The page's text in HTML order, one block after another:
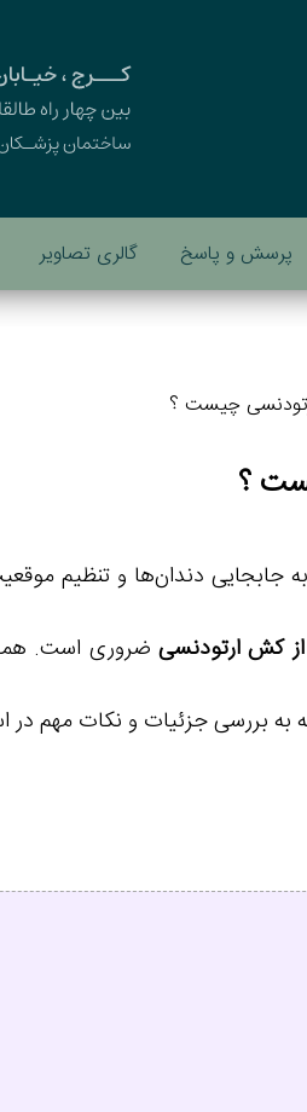
پرسش و پاسخ گالری تصاویر
چیست ؟
؟
جابجایی دندان‌ها و تنظیم
کش ارتودنسی ضروری است.
به بررسی جزئیات و نکات